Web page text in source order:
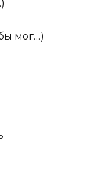
мог…)